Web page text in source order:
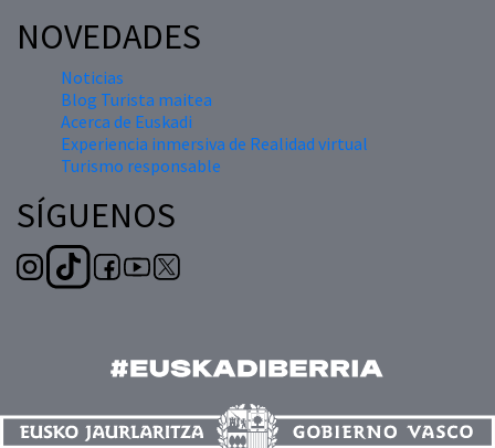
NOVEDADES
Noticias
Blog Turista maitea
Acerca de Euskadi
Experiencia inmersiva de Realidad virtual
Turismo responsable
SÍGUENOS